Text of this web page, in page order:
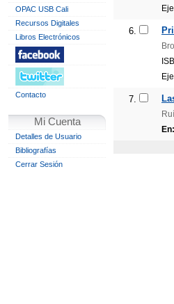
OPAC USB Cali
Recursos Digitales
Libros Electrónicos
Contacto
Mi Cuenta
Detalles de Usuario
Bibliografías
Cerrar Sesión
6.
7.
En: